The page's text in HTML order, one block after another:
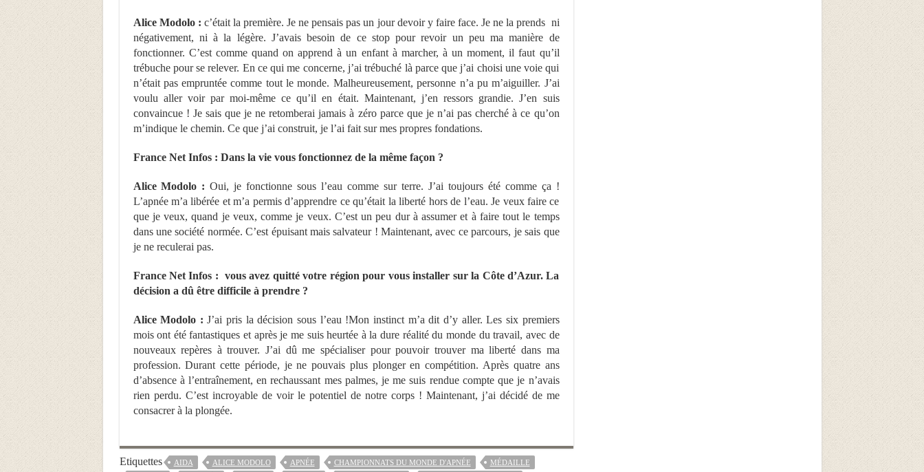
Alice Modolo : c’était la première. Je ne pensais pas un jour devoir y faire face. Je ne la prends ni
négativement, ni à la légère. J’avais besoin de ce stop pour revoir un peu ma manière de
fonctionner. C’est comme quand on apprend à un enfant à marcher, à un moment, il faut qu’il
trébuche pour se relever. En ce qui me concerne, j’ai trébuché là parce que j’ai choisi une voie qui
n’était pas empruntée comme tout le monde. Malheureusement, personne n’a pu m’aiguiller. J’ai
voulu aller voir par moi-même ce qu’il en était. Maintenant, j’en ressors grandie. J’en suis
convaincue ! Je sais que je ne retomberai jamais à zéro parce que je n’ai pas cherché à ce qu’on
m’indique le chemin. Ce que j’ai construit, je l’ai fait sur mes propres fondations.
France Net Infos : Dans la vie vous fonctionnez de la même façon ?
Alice Modolo : Oui, je fonctionne sous l’eau comme sur terre. J’ai toujours été comme ça !
L’apnée m’a libérée et m’a permis d’apprendre ce qu’était la liberté hors de l’eau. Je veux faire ce
que je veux, quand je veux, comme je veux. C’est un peu dur à assumer et à faire tout le temps
dans une société normée. C’est épuisant mais salvateur ! Maintenant, avec ce parcours, je sais que
je ne reculerai pas.
France Net Infos : vous avez quitté votre région pour vous installer sur la Côte d’Azur. La
décision a dû être difficile à prendre ?
Alice Modolo : J’ai pris la décision sous l’eau !Mon instinct m’a dit d’y aller. Les six premiers
mois ont été fantastiques et après je me suis heurtée à la dure réalité du monde du travail, avec de
nouveaux repères à trouver. J’ai dû me spécialiser pour pouvoir trouver ma liberté dans ma
profession. Durant cette période, je ne pouvais plus plonger en compétition. Après quatre ans
d’absence à l’entraînement, en rechaussant mes palmes, je me suis rendue compte que je n’avais
rien perdu. C’est incroyable de voir le potentiel de notre corps ! Maintenant, j’ai décidé de me
consacrer à la plongée.
Etiquettes AIDA ALICE MODOLO APNÉE CHAMPIONNATS DU MONDE D'APNÉE
MÉDAILLE